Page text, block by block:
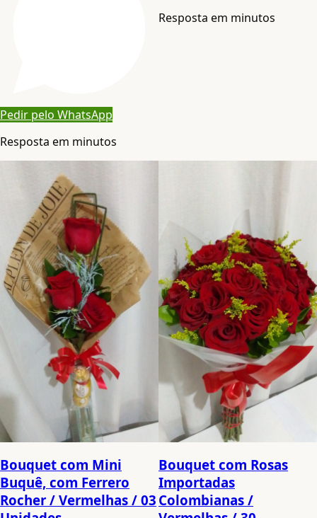
Pedir pelo WhatsApp
Resposta em minutos
Resposta em minutos
Bouquet com Mini
Buquê, com Ferrero
Rocher / Vermelhas / 03
Bouquet com Rosas
Importadas
Colombianas /